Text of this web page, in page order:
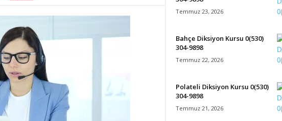
Temmuz 23, 2026
Bahçe Diksiyon Kursu 0(530)
304-9898
Temmuz 22, 2026
Polateli Diksiyon Kursu 0(530)
304-9898
Temmuz 21, 2026